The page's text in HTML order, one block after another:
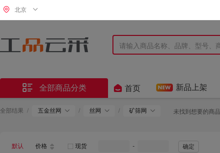
北京
 全部商品分类  首页 新品上架
全部结果 / 五金丝网 / 丝网 / 矿筛网 未找到想要的商
默认 价格 现货 - 确定